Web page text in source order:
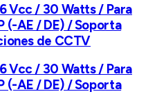
Vcc / 30 Watts / Para
(-AE / DE) / Soporta
de CCTV
Vcc / 30 Watts / Para
(-AE / DE) / Soporta